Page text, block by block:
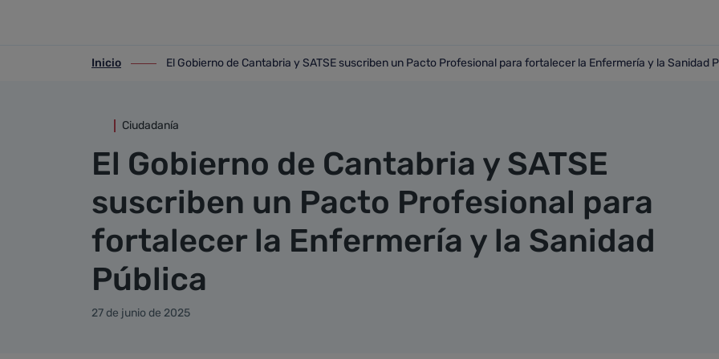
ir-a inicio
Inicio
ir-a El Gobierno de Cantabria y SATSE suscriben un Pacto Profesional para fortalecer la Enfermería
El Gobierno de Cantabria y SATSE suscriben un Pacto Profesional para fortalecer la Enfermería y la Sanidad
Ciudadanía
El Gobierno de Cantabria y SATSE
suscriben un Pacto Profesional para
fortalecer la Enfermería y la Sanidad
Pública
27 de junio de 2025